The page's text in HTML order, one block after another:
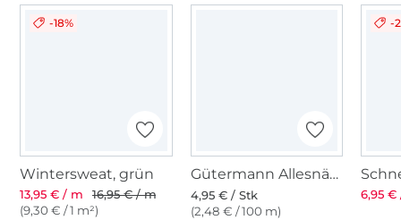
-18%
Wintersweat, grün
13,95 € / m
16,95 € / m
(9,30 € / 1 m²)
Gütermann Allesnäher (915) mittelgrün
4,95 € / Stk
(2,48 € / 100 m)
-
6,95 €